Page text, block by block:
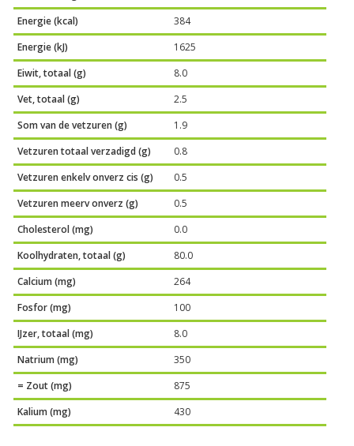
Energie (kcal)
384
Energie (kJ)
1625
Eiwit, totaal (g)
8.0
Vet, totaal (g)
2.5
Som van de vetzuren (g)
1.9
Vetzuren totaal verzadigd (g)
0.8
Vetzuren enkelv onverz cis (g)
0.5
Vetzuren meerv onverz (g)
0.5
Cholesterol (mg)
0.0
Koolhydraten, totaal (g)
80.0
Calcium (mg)
264
Fosfor (mg)
100
IJzer, totaal (mg)
8.0
Natrium (mg)
350
= Zout (mg)
875
Kalium (mg)
430